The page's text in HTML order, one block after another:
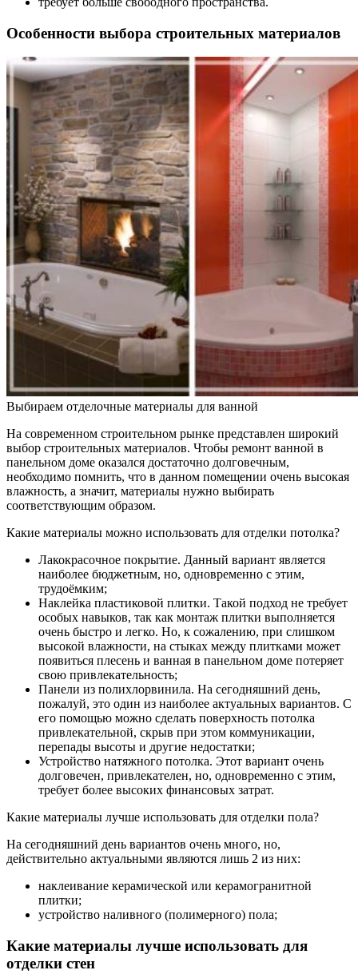
Особенности выбора строительных материалов
Выбираем отделочные материалы для ванной
На современном строительном рынке представлен широкий
выбор строительных материалов. Чтобы ремонт ванной в
панельном доме оказался достаточно долговечным,
необходимо помнить, что в данном помещении очень высокая
влажность, а значит, материалы нужно выбирать
соответствующим образом.
Какие материалы можно использовать для отделки потолка?
Лакокрасочное покрытие. Данный вариант является
наиболее бюджетным, но, одновременно с этим,
трудоёмким;
Наклейка пластиковой плитки. Такой подход не требует
особых навыков, так как монтаж плитки выполняется
очень быстро и легко. Но, к сожалению, при слишком
высокой влажности, на стыках между плитками может
появиться плесень и ванная в панельном доме потеряет
свою привлекательность;
Панели из полихлорвинила. На сегодняшний день,
пожалуй, это один из наиболее актуальных вариантов. С
его помощью можно сделать поверхность потолка
привлекательной, скрыв при этом коммуникации,
перепады высоты и другие недостатки;
Устройство натяжного потолка. Этот вариант очень
долговечен, привлекателен, но, одновременно с этим,
требует более высоких финансовых затрат.
Какие материалы лучше использовать для отделки пола?
На сегодняшний день вариантов очень много, но,
действительно актуальными являются лишь 2 из них:
наклеивание керамической или керамогранитной
плитки;
устройство наливного (полимерного) пола;
Какие материалы лучше использовать для
отделки стен